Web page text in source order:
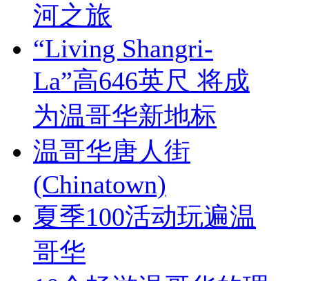
河之旅
“Living Shangri-
La”高646英尺 将成
为温哥华新地标
温哥华唐人街
(Chinatown)
夏季100活动玩遍温
哥华